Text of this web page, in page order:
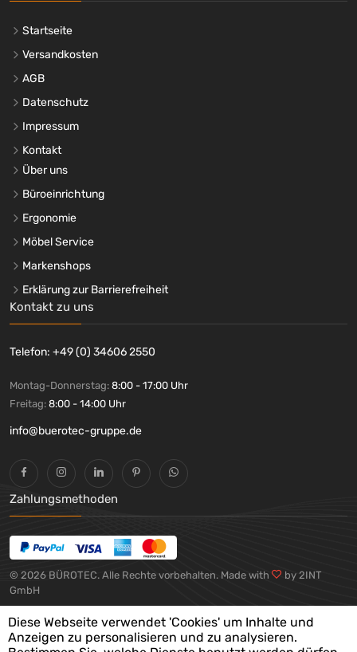
Startseite
Versandkosten
AGB
Datenschutz
Impressum
Kontakt
Über uns
Büroeinrichtung
Ergonomie
Möbel Service
Markenshops
Erklärung zur Barrierefreiheit
Kontakt zu uns
Telefon: +49 (0) 34606 2550
Montag-Donnerstag: 8:00 - 17:00 Uhr
Freitag: 8:00 - 14:00 Uhr
info@buerotec-gruppe.de
Zahlungsmethoden
© 2026 BÜROTEC. Alle Rechte vorbehalten. Made with
by 2INT
GmbH
Diese Webseite verwendet 'Cookies' um Inhalte und
Anzeigen zu personalisieren und zu analysieren.